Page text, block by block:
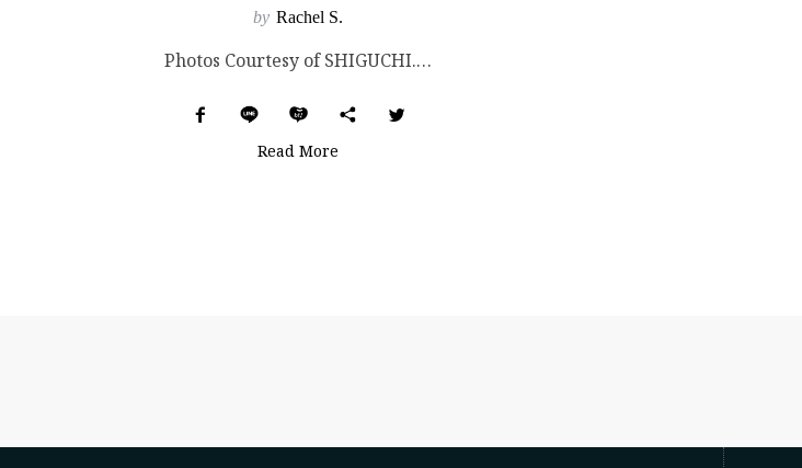
by Rachel S.
Photos Courtesy of SHIGUCHI. 北海道羊蹄山腳下的谷地邊緣，隱世旅宿「SH...
Read More